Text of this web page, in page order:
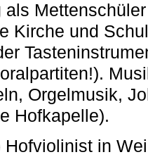
als
Kirche und
Orgelmusik,
Hofkapelle).
Hofviolinist in